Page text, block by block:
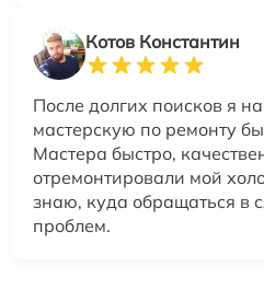
Котов Константин
После долгих поисков я
мастерскую по ремонту
Мастера быстро,
отремонтировали мой
знаю, куда обращаться в
проблем.